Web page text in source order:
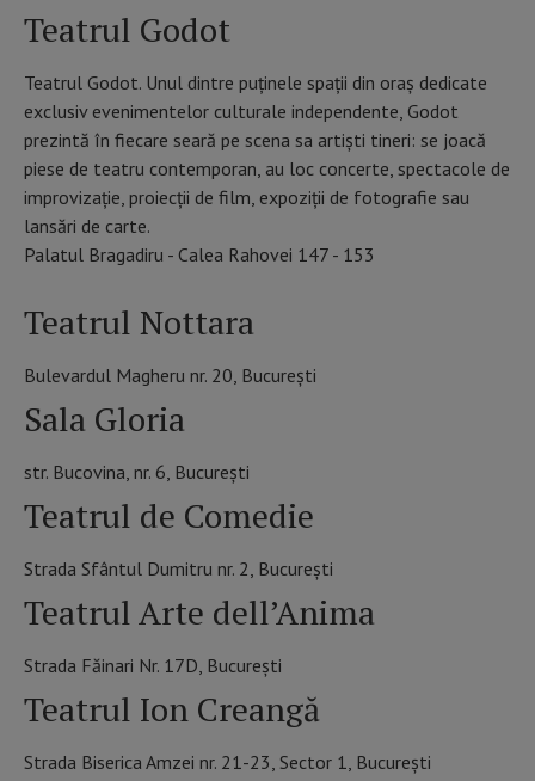
Teatrul Godot
Teatrul Godot. Unul dintre puţinele spaţii din oraş dedicate
exclusiv evenimentelor culturale independente, Godot
prezintă în fiecare seară pe scena sa artişti tineri: se joacă
piese de teatru contemporan, au loc concerte, spectacole de
improvizație, proiecţii de film, expoziţii de fotografie sau
lansări de carte.
Palatul Bragadiru - Calea Rahovei 147 - 153
Teatrul Nottara
Bulevardul Magheru nr. 20, București
Sala Gloria
str. Bucovina, nr. 6, București
Teatrul de Comedie
Strada Sfântul Dumitru nr. 2, București
Teatrul Arte dell’Anima
Strada Făinari Nr. 17D, București
Teatrul Ion Creangă
Strada Biserica Amzei nr. 21-23, Sector 1, București